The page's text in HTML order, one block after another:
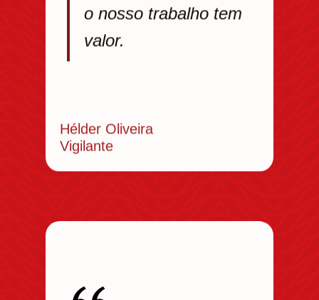
o nosso trabalho tem
valor.
Hélder Oliveira
Vigilante